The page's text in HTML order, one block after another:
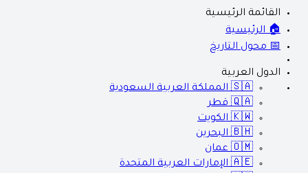
القائمة الرئيسية
🏠 الرئيسية
📅 محول التاريخ
الدول العربية
🇸🇦 المملكة العربية السعودية
🇶🇦 قطر
🇰🇼 الكويت
🇧🇭 البحرين
🇴🇲 عمان
🇦🇪 الإمارات العربية المتحدة